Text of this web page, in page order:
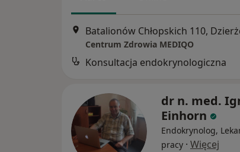
Batalionów Chłopskich 110,
Centrum Zdrowia MEDIQO
Konsultacja endokrynologiczna
dr n. med.
Einhorn
Endokrynolog,
pracy · Więcej